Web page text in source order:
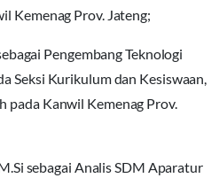
Kemenag Prov. Jateng;
Pengembang Teknologi
Seksi Kurikulum dan Kesiswaan,
pada Kanwil Kemenag Prov.
sebagai Analis SDM Aparatur